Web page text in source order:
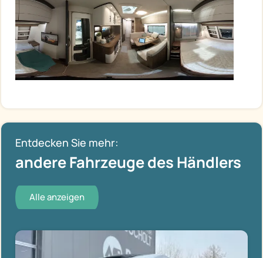
Entdecken Sie mehr:
andere Fahrzeuge des Händlers
Alle anzeigen